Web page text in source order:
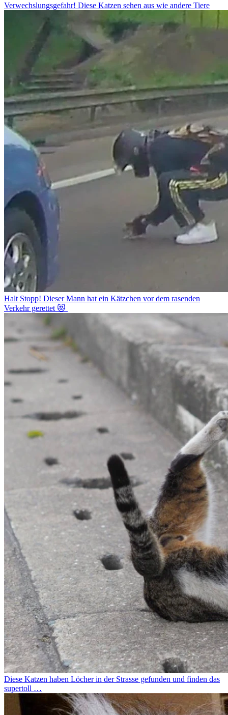
Verwechslungsgefahr! Diese Katzen sehen aus wie andere Tiere
Halt Stopp! Dieser Mann hat ein Kätzchen vor dem rasenden
Verkehr gerettet 😻
Diese Katzen haben Löcher in der Strasse gefunden und finden das
supertoll …